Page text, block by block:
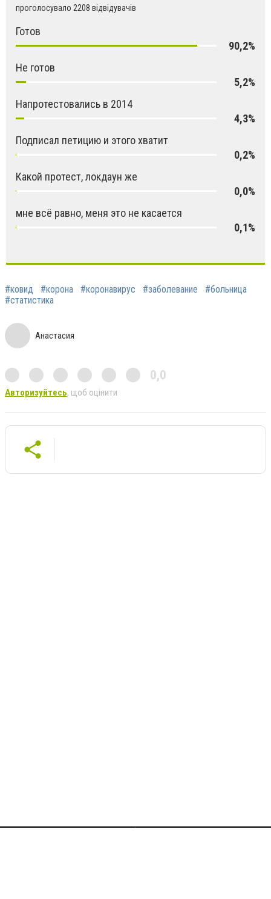
проголосувало 2208 відвідувачів
Готов
90,2%
Не готов
5,2%
Напротестовались в 2014
4,3%
Подписал петицию и этого хватит
0,2%
Какой протест, локдаун же
0,0%
мне всё равно, меня это не касается
0,1%
#ковид #корона #коронавирус #заболевание
#больница
#статистика
Анастасия
0,0
Авторизуйтесь, щоб оцінити